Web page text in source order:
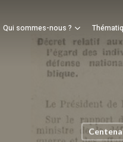
Qui sommes-nous ?